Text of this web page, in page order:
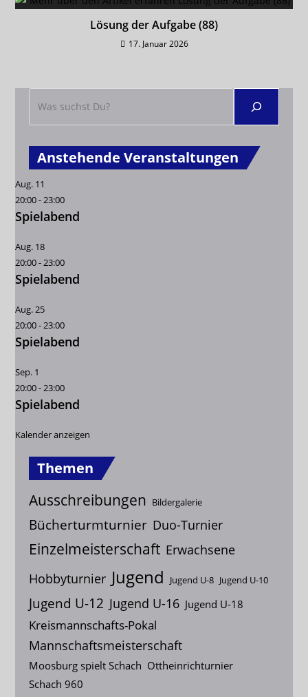
Lösung der Aufgabe (88)
17. Januar 2026
Anstehende Veranstaltungen
Aug. 11
20:00-23:00
Spielabend
Aug. 18
20:00-23:00
Spielabend
Aug.25
20:00-23:00
Spielabend
Sep. 1
20:00-23:00
Spielabend
Kalender anzeigen
Themen
Ausschreibungen Bildergalerie
Bücherturmturnier Duo-Turnier
Einzelmeisterschaft Erwachsene
Hobbyturnier Jugend Jugend U-8 Jugend U-10
Jugend U-12 Jugend U-16 Jugend U-18
Kreismannschafts-Pokal
Mannschaftsmeisterschaft
Moosburg spielt Schach Ottheinrichturnier
Schach 960